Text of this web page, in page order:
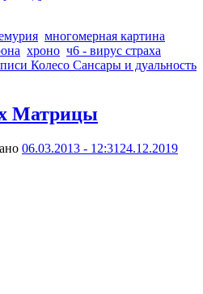
многомерная картина
хроно ч6 - вирус страха
Колесо Сансары и дуальность
Матрицы
06.03.2013 - 12:31 24.12.2019